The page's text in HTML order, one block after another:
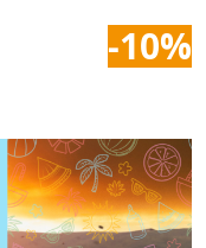
-10%